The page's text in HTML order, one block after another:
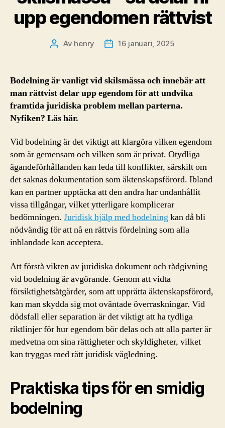
upp egendomen rättvist
Inläggsförfattare
Av henry Inläggsdatum
16 januari, 2025
Bodelning är vanligt vid skilsmässa och innebär att
man rättvist delar upp egendom för att undvika
framtida juridiska problem mellan parterna.
Nyfiken? Läs här.
Vid bodelning är det viktigt att klargöra vilken egendom
som är gemensam och vilken som är privat. Otydliga
ägandeförhållanden kan leda till konflikter, särskilt om
det saknas dokumentation som äktenskapsförord. Ibland
kan en partner upptäcka att den andra har undanhållit
vissa tillgångar, vilket ytterligare komplicerar
bedömningen. Juridisk hjälp med bodelningkan då bli
nödvändig för att nå en rättvis fördelning som alla
inblandade kan acceptera.
Att förstå vikten av juridiska dokument och rådgivning
vid bodelning är avgörande. Genom att vidta
försiktighetsåtgärder, som att upprätta äktenskapsförord,
kan man skydda sig mot oväntade överraskningar. Vid
dödsfall eller separation är det viktigt att ha tydliga
riktlinjer för hur egendom bör delas och att alla parter är
medvetna om sina rättigheter och skyldigheter, vilket
kan tryggas med rätt juridisk vägledning.
Praktiska tips för en smidig
bodelning